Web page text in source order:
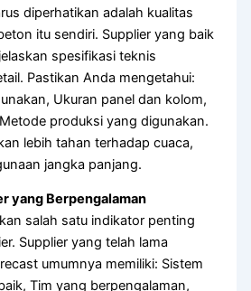
diperhatikan adalah kualitas
itu sendiri. Supplier yang baik
spesifikasi teknis
Pastikan Anda mengetahui:
Ukuran panel dan kolom,
produksi yang digunakan.
lebih tahan terhadap cuaca,
jangka panjang.
yang Berpengalaman
salah satu indikator penting
Supplier yang telah lama
umumnya memiliki: Sistem
Tim yang berpengalaman,